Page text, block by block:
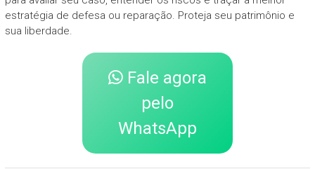
estratégia de defesa ou reparação. Proteja seu patrimônio e
sua liberdade.
Fale agora
pelo
WhatsApp